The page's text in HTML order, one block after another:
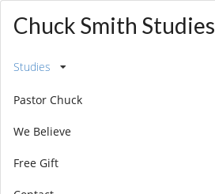
Chuck Smith Studies
Studies
Pastor Chuck
We Believe
Free Gift